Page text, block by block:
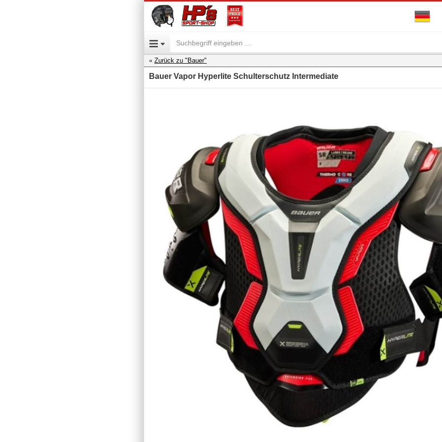
Zurück zu "Bauer"
Bauer Vapor Hyperlite Schulterschutz Intermediate